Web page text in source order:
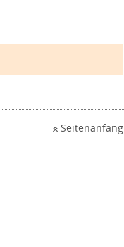
Seitenanfang